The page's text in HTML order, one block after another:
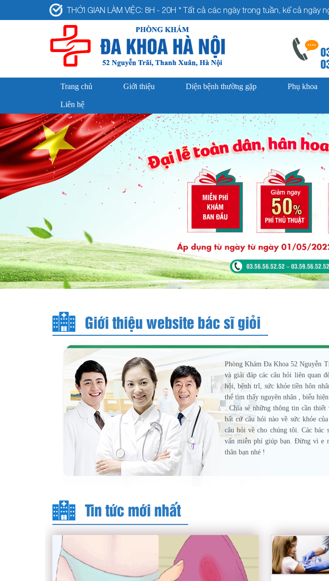
THỜI GIAN LÀM VIỆC: 8H - 20H * Tất cả các ngày trong tuần, kể cả ngày
Trang chủ Giới thiệu Diện bệnh thường gặp Phụ khoa
Liên hệ
Giới thiệu website bác sĩ giỏi
Phòng Khám Đa Khoa 52 Nguyễn
và giải đáp các câu hỏi liên quan
hội, bệnh trĩ, sức khỏe tiền hôn
thể tìm thấy nguyên nhân , biểu
. Chia sẻ những thông tin cần
bất cứ câu hỏi nào về sức khỏe
câu hỏi về cho chúng tôi. Các bác
vấn miễn phí giúp bạn. Đừng vì e
thân bạn nhé !
Tin tức mới nhất